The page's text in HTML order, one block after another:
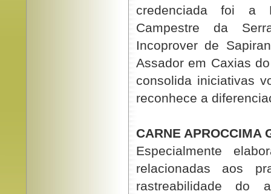
credenciada foi a
Campestre da
Incoprover de
Assador em Caxias
consolida iniciativas
reconhece a
CARNE APROCCIMA
Especialmente
relacionadas aos
rastreabilidade do